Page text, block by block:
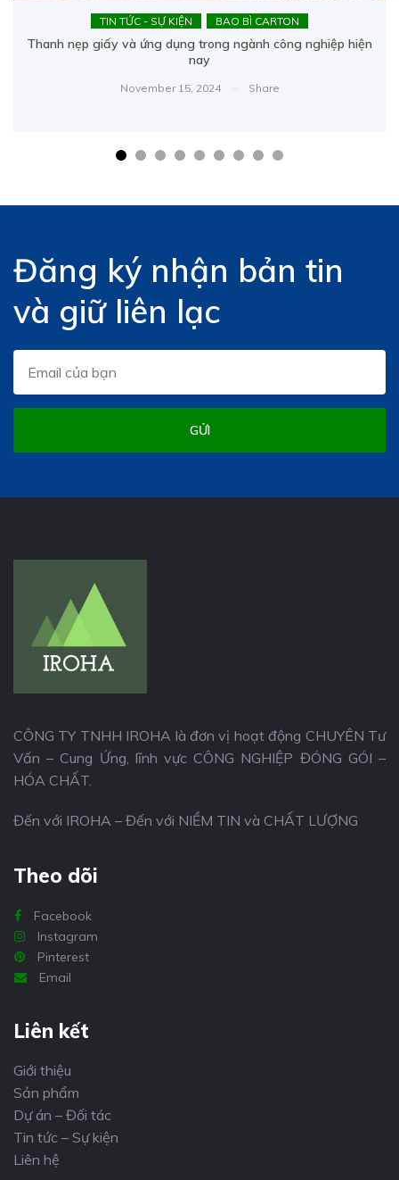
TIN TỨC - SỰ KIỆN BAO BÌ CARTON
Thanh nẹp giấy và ứng dụng trong ngành công nghiệp hiện
nay
November 15, 2024 Share
Đăng ký nhận bản tin
và giữ liên lạc
GỬI
CÔNG TY TNHH IROHA là đơn vị hoạt động CHUYÊN Tư
Vấn – Cung Ứng, lĩnh vực CÔNG NGHIỆP ĐÓNG GÓI –
HÓA CHẤT.
Đến với IROHA – Đến với NIỀM TIN và CHẤT LƯỢNG
Theo dõi
Facebook
Instagram
Pinterest
Email
Liên kết
Giới thiệu
Sản phẩm
Dự án – Đối tác
Tin tức – Sự kiện
Liên hệ